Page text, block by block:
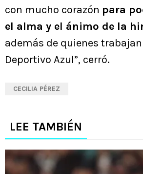
con mucho corazón para
el alma y el ánimo de la
además de quienes
Deportivo Azul”, cerró.
CECILIA PÉREZ
LEE TAMBIÉN